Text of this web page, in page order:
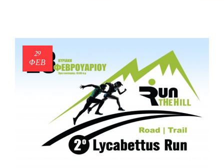
29
ΦΕΒ